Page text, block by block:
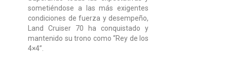
sometiéndose a las más exigentes
condiciones de fuerza y desempeño,
Land Cruiser 70 ha conquistado y
mantenido su trono como “Rey de los
4×4”.